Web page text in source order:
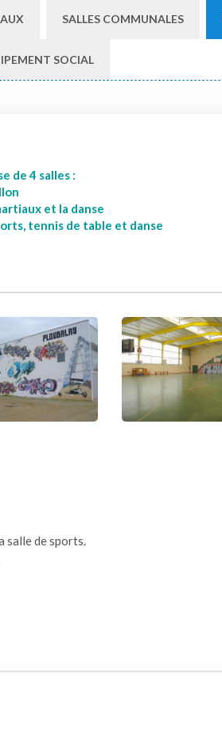
SALLES COMMUNALES
SOCIAL
de 4 salles :
et la danse
tennis de table et danse
salle de sports.